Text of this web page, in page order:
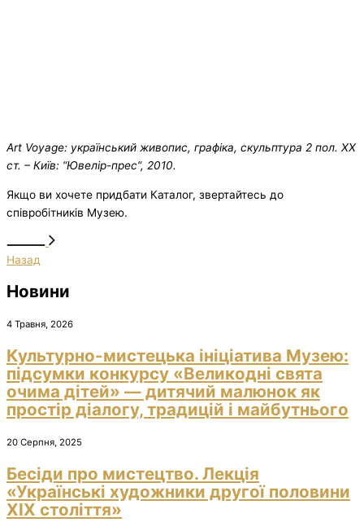
Art Voyage: український живопис, графіка, скульптура 2 пол. ХХ
ст. – Київ: “Ювелір-прес”, 2010.
Якщо ви хочете придбати Каталог, звертайтесь до
співробітників Музею.
Назад
Новини
4 Травня, 2026
Культурно-мистецька ініціатива Музею:
підсумки конкурсу «Великодні свята
очима дітей» — дитячий малюнок як
простір діалогу, традицій і майбутнього
20 Серпня, 2025
Бесіди про мистецтво. Лекція
«Українські художники другої половини
ХІХ століття»